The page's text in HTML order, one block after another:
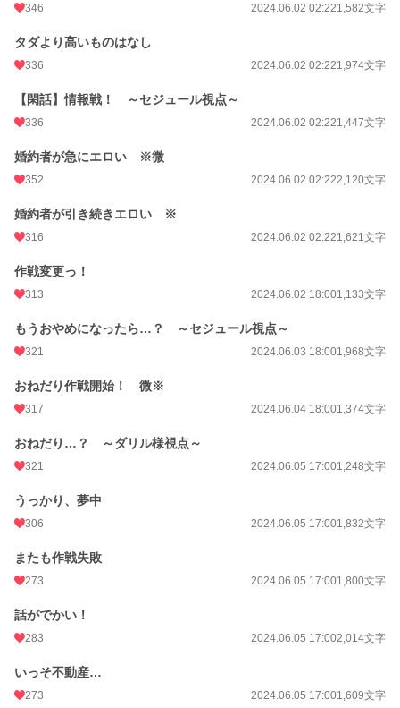
24h.ポイント
文字数 416,859
週間ポイント
年間ポイント
累計ポイント 329,573 pt (14,224 位)
346 2024.06.02 02:221,582文字
タダより高いものはなし
336 2024.06.02 02:221,974文字
【閑話】情報戦！ ～セジュール視点～
336 2024.06.02 02:221,447文字
婚約者が急にエロい ※微
352 2024.06.02 02:222,120文字
婚約者が引き続きエロい ※
316 2024.06.02 02:221,621文字
作戦変更っ！
313 2024.06.02 18:001,133文字
もうおやめになったら…？ ～セジュール視点～
321 2024.06.03 18:001,968文字
おねだり作戦開始！ 微※
317 2024.06.04 18:001,374文字
おねだり…？ ～ダリル様視点～
321 2024.06.05 17:001,248文字
うっかり、夢中
306 2024.06.05 17:001,832文字
またも作戦失敗
273 2024.06.05 17:001,800文字
話がでかい！
283 2024.06.05 17:002,014文字
いっそ不動産…
273 2024.06.05 17:001,609文字